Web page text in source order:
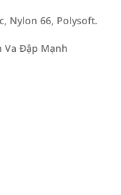
Nylon 66, Polysoft.
Va Đập Mạnh